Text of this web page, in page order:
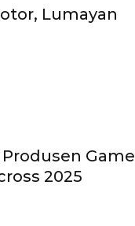
Lumayan
Game
2025